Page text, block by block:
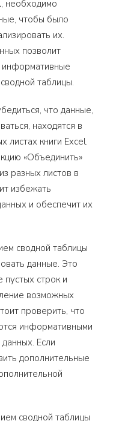
необходимо
чтобы было
их.
позволит
информативные
таблицы.
что данные,
находятся в
листах книги Excel.
«Объединить»
разных листов в
избежать
и обеспечит их
сводной таблицы
данные. Это
пустых строк и
возможных
проверить, что
информативными
Если
дополнительные
сводной таблицы